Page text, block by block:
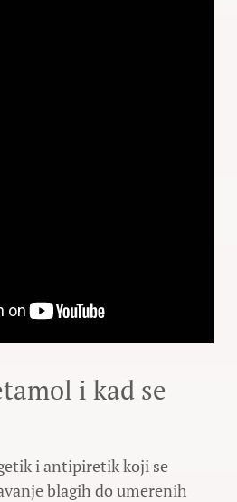
i kad se
i antipiretik koji se
blagih do umerenih